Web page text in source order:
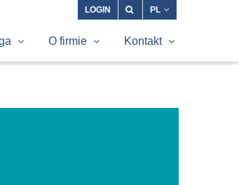
LOGIN PL
O firmie Kontakt